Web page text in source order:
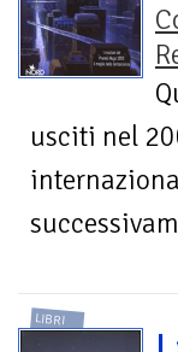
usciti nel
LIBRI